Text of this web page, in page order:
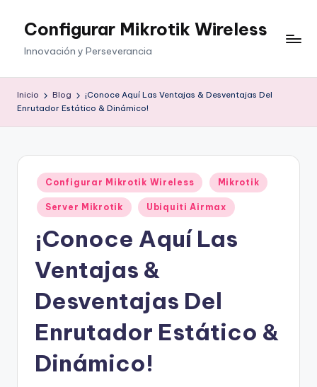
SaltarConfigurar Mikrotik Wireless
Innovación y Perseverancia
Inicio Blog
¡Conoce Aquí Las Ventajas & Desventajas Del
Enrutador Estático & Dinámico!
Publicado
en
Configurar Mikrotik Wireless Mikrotik
Server Mikrotik Ubiquiti Airmax
¡Conoce Aquí Las
Ventajas &
Desventajas Del
Enrutador Estático &
Dinámico!